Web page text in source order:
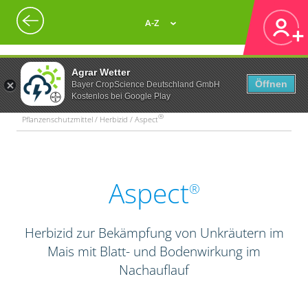
Agrar Wetter
Bayer CropScience Deutschland GmbH
Kostenlos bei Google Play
Öffnen
A-Z
Pflanzenschutzmittel / Herbizid / Aspect®
Aspect®
Herbizid zur Bekämpfung von Unkräutern im
Mais mit Blatt- und Bodenwirkung im
Nachauflauf